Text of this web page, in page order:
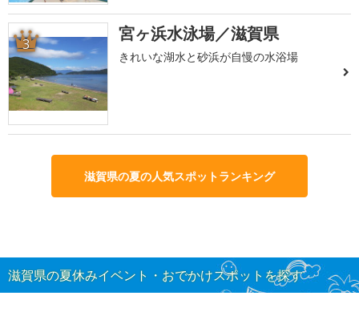
3 宮ヶ浜水泳場／滋賀県
きれいな湖水と砂浜が自慢の水浴場
滋賀県の夏の人気スポットランキング
滋賀県の夏休みイベント・おでかけスポットを探す